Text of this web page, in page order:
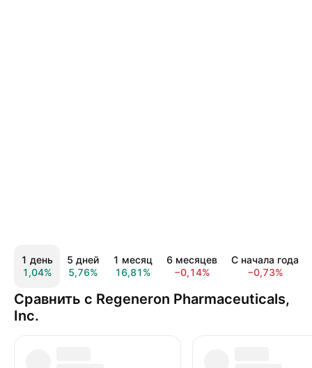
1 день
1,04%
5 дней
5,76%
1 месяц
16,81%
6 месяцев
−0,14%
С начала года
−0,73%
Сравнить с Regeneron Pharmaceuticals,
Inc.